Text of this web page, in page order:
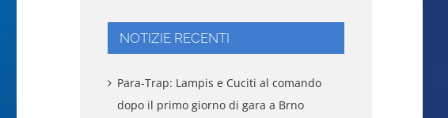
NOTIZIE RECENTI
Para-Trap: Lampis e Cuciti al comando
dopo il primo giorno di gara a Brno